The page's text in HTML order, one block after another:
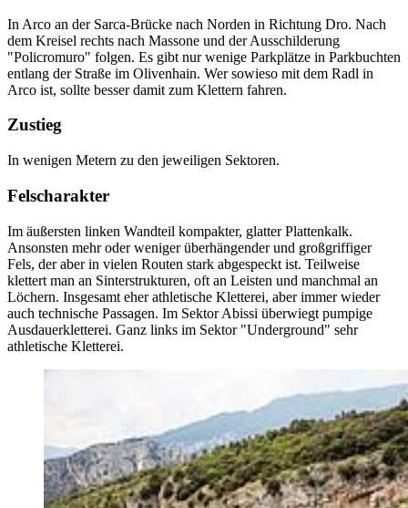
In Arco an der Sarca-Brücke nach Norden in Richtung Dro. Nach
dem Kreisel rechts nach Massone und der Ausschilderung
"Policromuro" folgen. Es gibt nur wenige Parkplätze in Parkbuchten
entlang der Straße im Olivenhain. Wer sowieso mit dem Radl in
Arco ist, sollte besser damit zum Klettern fahren.
Zustieg
In wenigen Metern zu den jeweiligen Sektoren.
Felscharakter
Im äußersten linken Wandteil kompakter, glatter Plattenkalk.
Ansonsten mehr oder weniger überhängender und großgriffiger
Fels, der aber in vielen Routen stark abgespeckt ist. Teilweise
klettert man an Sinterstrukturen, oft an Leisten und manchmal an
Löchern. Insgesamt eher athletische Kletterei, aber immer wieder
auch technische Passagen. Im Sektor Abissi überwiegt pumpige
Ausdauerkletterei. Ganz links im Sektor "Underground" sehr
athletische Kletterei.